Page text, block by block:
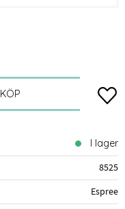
KÖP
I lager
8525
Espree